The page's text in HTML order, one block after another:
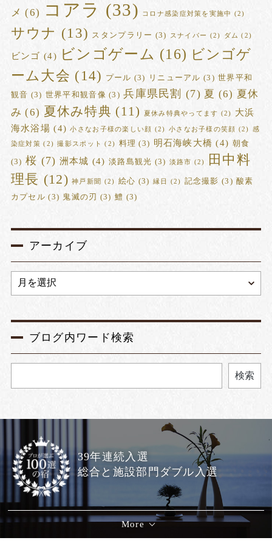
メ (6) コアラ (33) コロナ感染症対策を実施中 (2)
サウナ (13) スタンプラリー (3) スナイパー (2) ダム (2)
ビンゴ (4) ビンゴゲーム (16) ビンゴゲ
ーム大会 (14) プール (3) リニューアル (3) 世界平和
観音 (3) 世界平和観音像 (3) 兵庫県民割 (7) 夏 (6) 夏休
み (6) 夏休み特典 (11) 夏休み特典やってます (2)
大浜
海水浴場 (4) 小さなお子様の楽しい顔 (2) 小さなお子様の笑顔 (2) 感
染症対策 (2) 撮影スポット (2) 料理 (3) 明石海峡大橋 (4) 朝食
(3) 桜 (7) 洲本城 (4) 淡路島観光 (3) 淡路市 (2)
田中料
理長 (12) 神戸新聞 (2) 絵心 (3) 縁日 (2) 記念撮影 (3) 酸素
カプセル (3) 鬼滅の刃 (3) 鱧 (3)
アーカイブ
ブログ内ワード検索
検索
39年連続入選
総合と施設部門ダブル入選
More